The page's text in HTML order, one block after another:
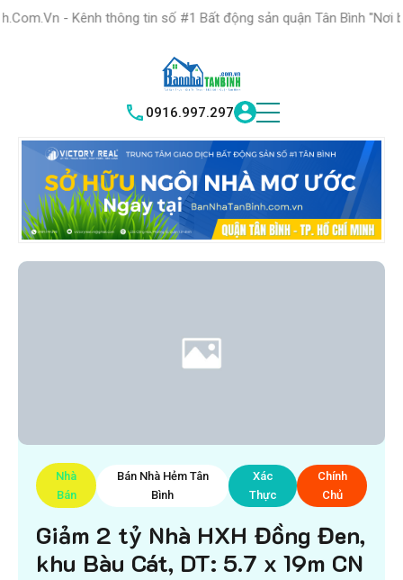
Kênh thông tin số #1 Bất động sản quận Tân Bình "Nơi bạn tìm
0916.997.297
Nhà
Bán
Bán Nhà Hẻm Tân
Bình
Xác
Thực
Chính
Chủ
Giảm 2 tỷ Nhà HXH Đồng Đen,
khu Bàu Cát, DT: 5.7 x 19m CN
HỆ THỐNG TRUNG
TÂM GIAO DỊCH BĐS TỐT NHẤT QUẬN
TÂN BÌNHVICTORY REAL TÌM HIỂU NGA|